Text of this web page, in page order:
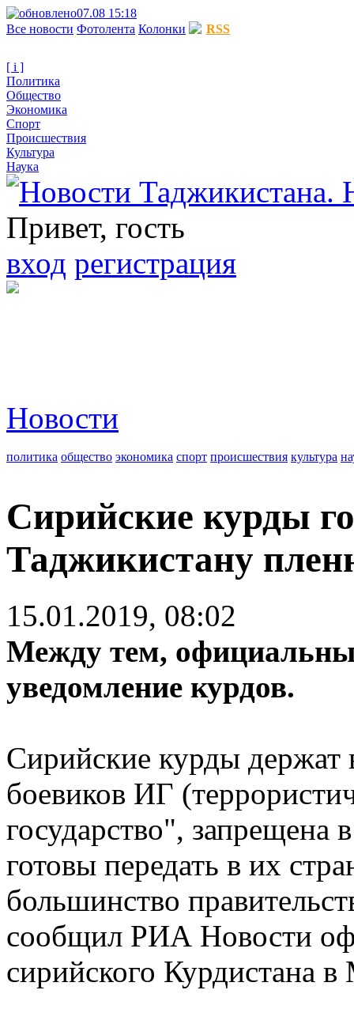
07.08 15:18
Все новости Фотолента Колонки RSS
[ i ]
Политика
Общество
Экономика
Спорт
Происшествия
Культура
Наука
Привет, гость
вход регистрация
Новости
политика общество экономика спорт происшествия культура
Сирийские курды
Таджикистану
15.01.2019, 08:02
Между тем,
уведомление курдов.
Сирийские курды
боевиков ИГ
государство", запрещена
готовы передать в их
большинство
сообщил РИА Новости
сирийского Курдистана